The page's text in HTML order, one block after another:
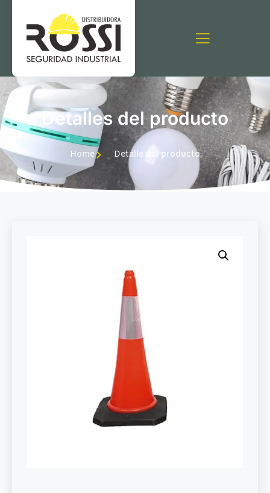
Detalles del producto
Home Detalle del producto